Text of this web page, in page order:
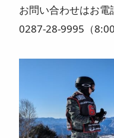
お問い合わせはお
0287-28-9995（